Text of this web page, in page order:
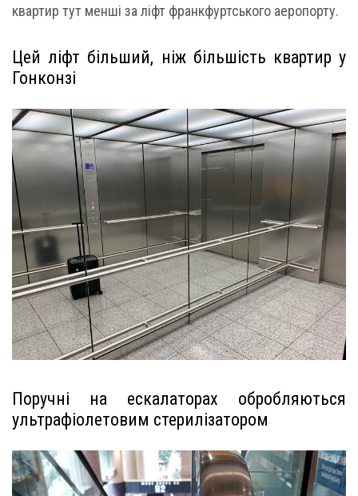
квартир тут менші за ліфт франкфуртського аеропорту.
Цей ліфт більший, ніж більшість квартир у
Гонконзі
Поручні на ескалаторах обробляються
ультрафіолетовим стерилізатором